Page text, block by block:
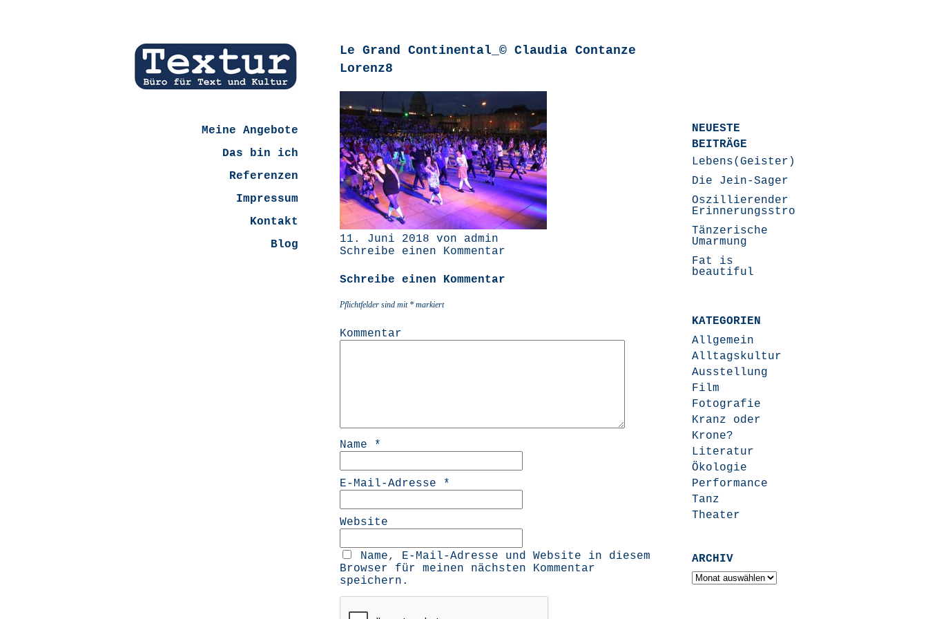
Meine Angebote
Das bin ich
Referenzen
Impressum
Kontakt
Blog
Le Grand Continental_© Claudia Contanze
Lorenz8
11. Juni 2018 von admin
Schreibe einen Kommentar
Schreibe einen Kommentar
Pflichtfelder sind mit * markiert
Kommentar
Name *
E-Mail-Adresse *
Website
Name, E-Mail-Adresse und Website in diesem
Browser für meinen nächsten Kommentar
speichern.
NEUESTE
BEITRÄGE
Lebens(Geister)Geschichten
Die Jein-Sager
Oszillierender
Erinnerungsstrom
Tänzerische
Umarmung
Fat is
beautiful
KATEGORIEN
Allgemein
Alltagskultur
Ausstellung
Film
Fotografie
Kranz oder
Krone?
Literatur
Ökologie
Performance
Tanz
Theater
ARCHIV
Archiv